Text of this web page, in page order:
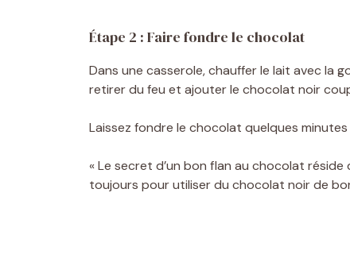
Étape 2 : Faire fondre le chocolat
Dans une casserole, chauffer le lait avec la
retirer du feu et ajouter le chocolat noir
Laissez fondre le chocolat quelques
« Le secret d’un bon flan au chocolat
toujours pour utiliser du chocolat noir de